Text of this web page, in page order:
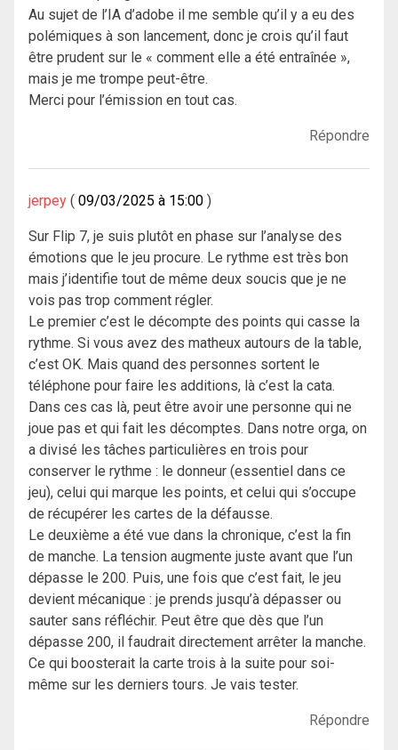
Au sujet de l’IA d’adobe il me semble qu’il y a eu des
polémiques à son lancement, donc je crois qu’il faut
être prudent sur le « comment elle a été entraînée »,
mais je me trompe peut-être.
Merci pour l’émission en tout cas.
Répondre
jerpey 09/03/2025 à 15:00
Sur Flip 7, je suis plutôt en phase sur l’analyse des
émotions que le jeu procure. Le rythme est très bon
mais j’identifie tout de même deux soucis que je ne
vois pas trop comment régler.
Le premier c’est le décompte des points qui casse la
rythme. Si vous avez des matheux autours de la table,
c’est OK. Mais quand des personnes sortent le
téléphone pour faire les additions, là c’est la cata.
Dans ces cas là, peut être avoir une personne qui ne
joue pas et qui fait les décomptes. Dans notre orga, on
a divisé les tâches particulières en trois pour
conserver le rythme : le donneur (essentiel dans ce
jeu), celui qui marque les points, et celui qui s’occupe
de récupérer les cartes de la défausse.
Le deuxième a été vue dans la chronique, c’est la fin
de manche. La tension augmente juste avant que l’un
dépasse le 200. Puis, une fois que c’est fait, le jeu
devient mécanique : je prends jusqu’à dépasser ou
sauter sans réfléchir. Peut être que dès que l’un
dépasse 200, il faudrait directement arrêter la manche.
Ce qui boosterait la carte trois à la suite pour soi-
même sur les derniers tours. Je vais tester.
Répondre